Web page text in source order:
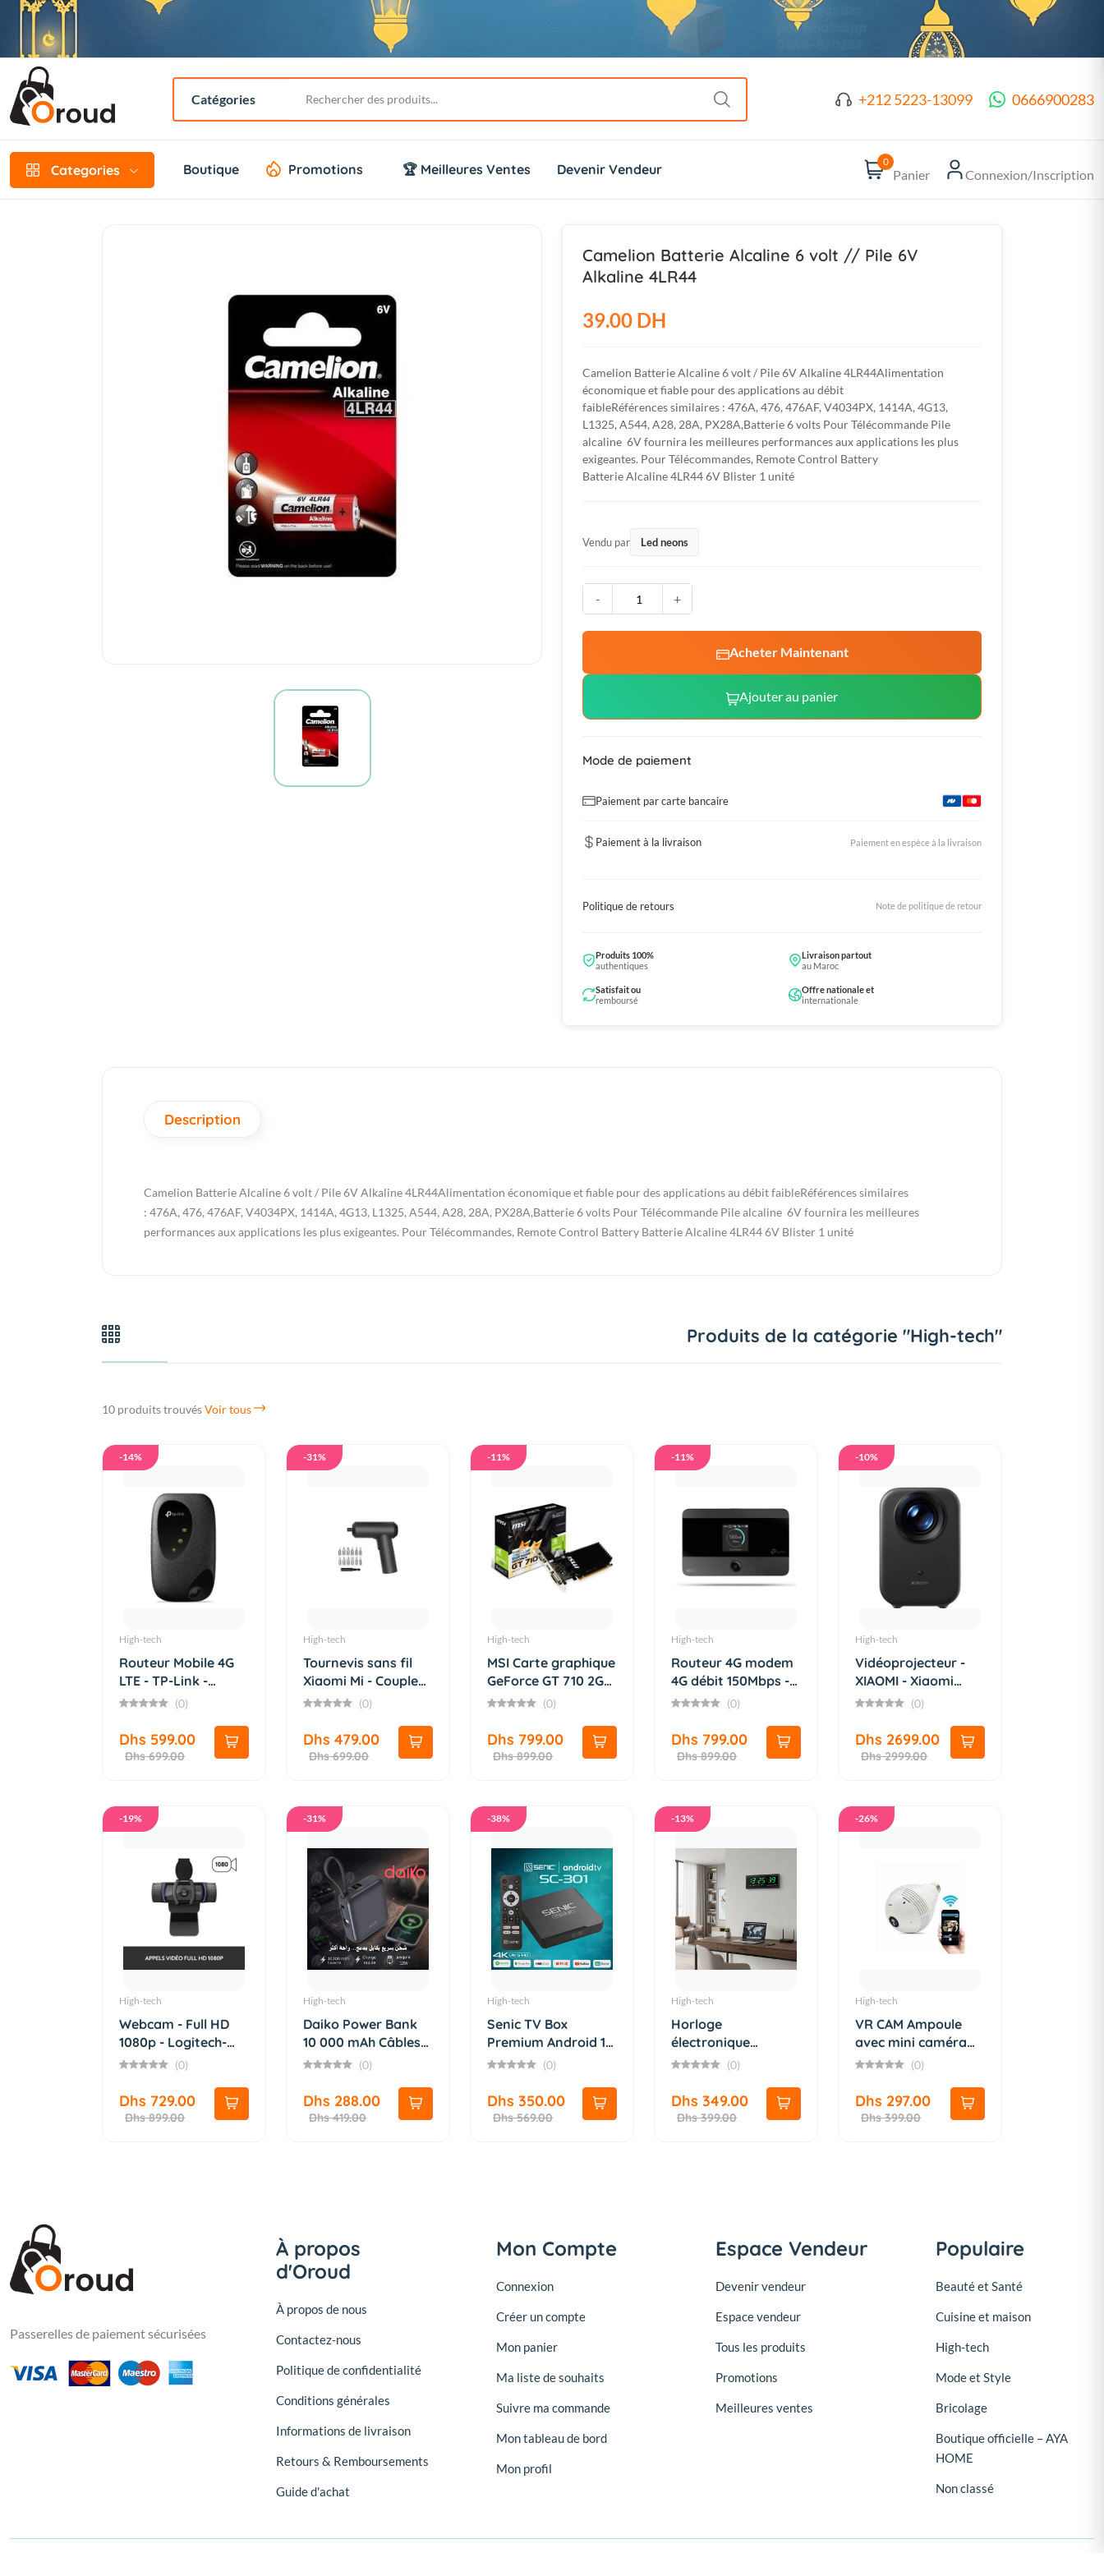
+212 5223-13099 0666900283
Categories Boutique Promotions 🏆 Meilleures Ventes Devenir Vendeur 0
Panier Connexion/Inscription
Camelion Batterie Alcaline 6 volt // Pile 6V
Alkaline 4LR44
39.00 DH
Camelion Batterie Alcaline 6 volt / Pile 6V Alkaline 4LR44Alimentation
économique et fiable pour des applications au débit
faibleRéférences similaires : 476A, 476, 476AF, V4034PX, 1414A, 4G13,
L1325, A544, A28, 28A, PX28A,Batterie 6 volts Pour Télécommande Pile
alcaline 6V fournira les meilleures performances aux applications les plus
exigeantes. Pour Télécommandes, Remote Control Battery
Batterie Alcaline4LR446V Blister 1 unité
Vendu par Led neons
- +
Acheter Maintenant
Ajouter au panier
Mode de paiement
Paiement par carte bancaire
Paiement à la livraison Paiement en espèce à la livraison
Politique de retours Note de politique de retour
Produits 100%
authentiques
Livraison partout
au Maroc
Satisfait ou
remboursé
Offre nationale et
internationale
Description
Camelion Batterie Alcaline 6 volt / Pile 6V Alkaline 4LR44Alimentation économique et fiable pour des applications au débit faibleRéférences similaires
: 476A, 476, 476AF, V4034PX, 1414A, 4G13, L1325, A544, A28, 28A, PX28A,Batterie 6 volts Pour Télécommande Pile alcaline 6V fournira les meilleures
performances aux applications les plus exigeantes. Pour Télécommandes, Remote Control Battery Batterie Alcaline4LR446V Blister 1 unité
Produits de la catégorie "High-tech"
10 produits trouvésVoir tous
-14%
High-tech
Routeur Mobile 4G
LTE - TP-Link -
M7200... (0)
Dhs 599.00
Dhs 699.00
-31%
High-tech
Tournevis sans fil
Xiaomi Mi - Couple
5N...
(0)
Dhs 479.00
Dhs 699.00
-11%
High-tech
MSI Carte graphique
GeForce GT 710 2Go
D...
(0)
Dhs 799.00
Dhs 899.00
-11%
High-tech
Routeur 4G modem
4G débit 150Mbps -
TP-L...
(0)
Dhs 799.00
Dhs 899.00
-10%
High-tech
Vidéoprojecteur -
XIAOMI - Xiaomi
Smart... (0)
Dhs 2699.00
Dhs 2999.00
-19%
High-tech
Webcam - Full HD
1080p - Logitech-
C920S
(0)
Dhs 729.00
Dhs 899.00
-31%
High-tech
Daiko Power Bank
10 000 mAh Câbles
Intég...
(0)
Dhs 288.00
Dhs 419.00
-38%
High-tech
Senic TV Box
Premium Android 14
4K Ultra...(0)
Dhs 350.00
Dhs 569.00
-13%
High-tech
Horloge
électronique
numérique avec
(0)
Dhs 349.00
Dhs 399.00
-26%
High-tech
VR CAM Ampoule
avec mini caméra
de vidéo...(0)
Dhs 297.00
Dhs 399.00
Passerelles de paiement sécurisées
À propos
d'Oroud
À propos de nous
Contactez-nous
Politique de confidentialité
Conditions générales
Informations de livraison
Retours & Remboursements
Guide d'achat
Mon Compte
Connexion
Créer un compte
Mon panier
Ma liste de souhaits
Suivre ma commande
Mon tableau de bord
Mon profil
Espace Vendeur
Devenir vendeur
Espace vendeur
Tous les produits
Promotions
Meilleures ventes
Populaire
Beauté et Santé
Cuisine et maison
High-tech
Mode et Style
Bricolage
Boutique officielle – AYA
HOME
Non classé